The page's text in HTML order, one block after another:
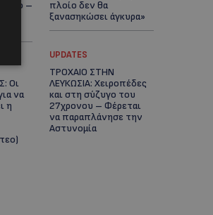
–
πλοίο δεν θα
ξανασηκώσει άγκυρα»
Οι
να
η
UPDATES
ΤΡΟΧΑΙΟ ΣΤΗΝ
ΛΕΥΚΩΣΙΑ: Χειροπέδες
και στη σύζυγο του
27χρονου – Φέρεται
να παραπλάνησε την
Αστυνομία